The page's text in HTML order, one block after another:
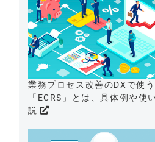
業務プロセス改善のDXで使う
「ECRS」とは、具体例や使
説